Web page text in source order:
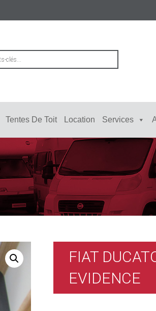
Tentes De Toit Location Services
FIAT
EVIDENCE